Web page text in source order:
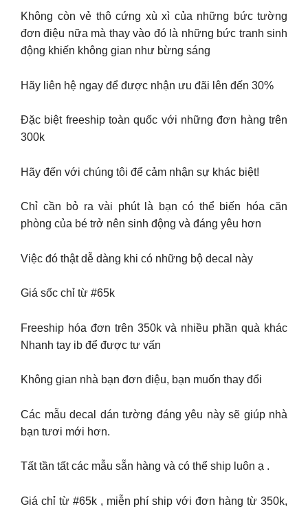
Không còn vẻ thô cứng xù xì của những bức tường
đơn điệu nữa mà thay vào đó là những bức tranh sinh
động khiến không gian như bừng sáng
Hãy liên hệ ngay để được nhận ưu đãi lên đến 30%
Đặc biệt freeship toàn quốc với những đơn hàng trên
300k
Hãy đến với chúng tôi để cảm nhận sự khác biệt!
Chỉ cần bỏ ra vài phút là bạn có thể biến hóa căn
phòng của bé trở nên sinh động và đáng yêu hơn
Việc đó thật dễ dàng khi có những bộ decal này
Giá sốc chỉ từ #65k
Freeship hóa đơn trên 350k và nhiều phần quà khác
Nhanh tay ib để được tư vấn
Không gian nhà bạn đơn điệu, bạn muốn thay đổi
Các mẫu decal dán tường đáng yêu này sẽ giúp nhà
bạn tươi mới hơn.
Tất tần tất các mẫu sẵn hàng và có thể ship luôn ạ .
Giá chỉ từ #65k , miễn phí ship với đơn hàng từ 350k,